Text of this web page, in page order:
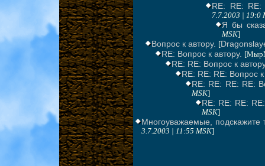
RE: RE: RE:
7.7.2003 | 19:0
Я бы
MSK]
Вопрос к автору. [
RE: Вопрос к автору.
RE: RE: Вопрос к
RE: RE: RE: Вопрос к
RE: RE: RE: RE:
MSK]
RE: RE: RE:
MSK]
Многоуважаемые, подскажите
3.7.2003 | 11:55 MSK]